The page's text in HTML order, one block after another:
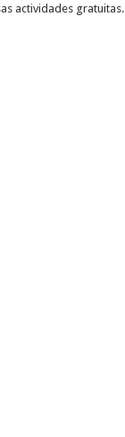
actividades gratuitas.